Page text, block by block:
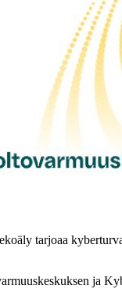
tarjoaa
ja